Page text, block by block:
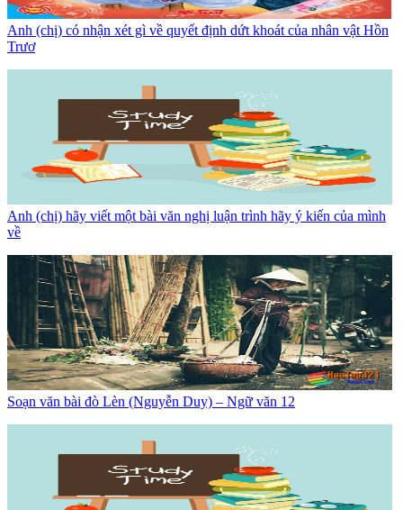
Anh (chị) có nhận xét gì về quyết định dứt khoát của nhân vật Hồn
Trươ
Anh (chị) hãy viết một bài văn nghị luận trình hãy ý kiến của mình
về
Soạn văn bài đò Lèn (Nguyễn Duy) – Ngữ văn 12